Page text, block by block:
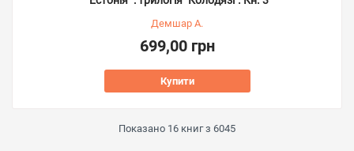
Демшар А.
699,00 грн
Купити
Показано 16 книг з 6045